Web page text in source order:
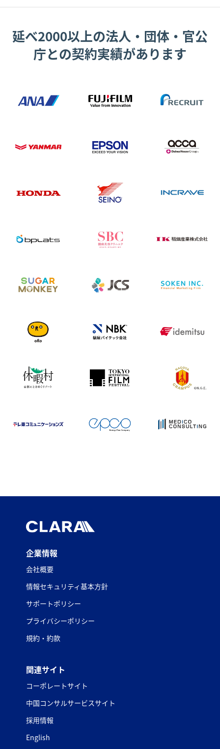
延べ2000以上の法人・団体・官公
庁との契約実績があります
企業情報
会社概要
情報セキュリティ基本方針
サポートポリシー
プライバシーポリシー
規約・約款
関連サイト
コーポレートサイト
中国コンサルサービスサイト
採用情報
English